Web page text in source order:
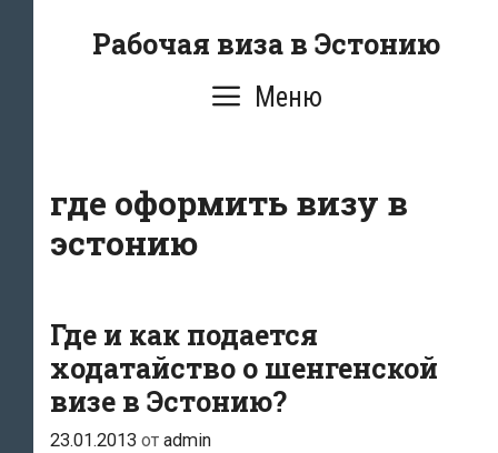
Рабочая виза в Эстонию
Меню
где оформить визу в
эстонию
Где и как подается
ходатайство о шенгенской
визе в Эстонию?
23.01.2013 от admin